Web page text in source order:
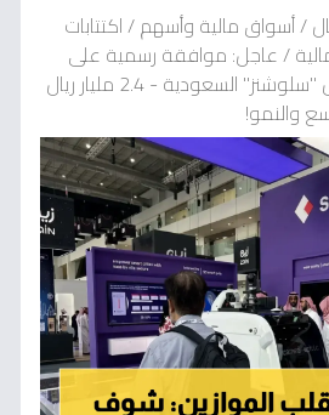
/أسواق مالية وأسهم/اكتتابات
/عاجل: موافقة رسمية على
قفزة 100% في رأسمال "سلوشنز" السعودية - 2.4 مليار ريال
والنمو!